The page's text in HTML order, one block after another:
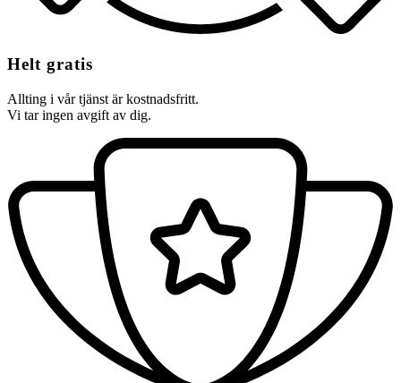
Helt gratis
Allting i vår tjänst är kostnadsfritt.
Vi tar ingen avgift av dig.